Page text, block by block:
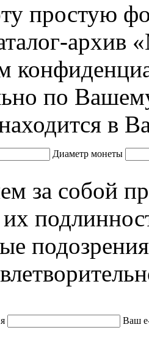
простую
архив
по
в
Диаметр монеты
за собой
Ваш